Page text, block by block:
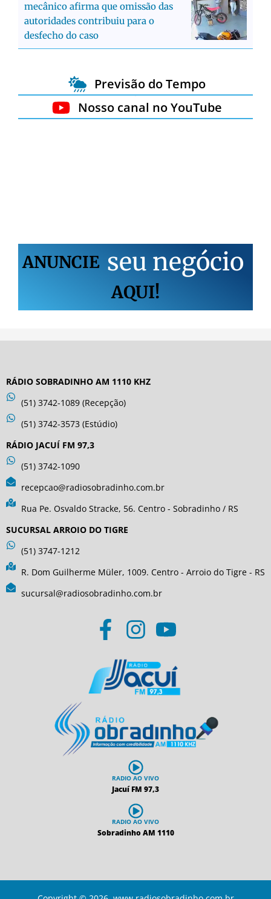
mecânico afirma que omissão das
autoridades contribuiu para o
desfecho do caso
Previsão do Tempo
Nosso canal no YouTube
ANUNCIE seu negócio
AQUI!
RÁDIO SOBRADINHO AM 1110 KHZ
(51) 3742-1089 (Recepção)
(51) 3742-3573 (Estúdio)
RÁDIO JACUÍ FM 97,3
(51) 3742-1090
recepcao@radiosobradinho.com.br
Rua Pe. Osvaldo Stracke, 56. Centro - Sobradinho / RS
SUCURSAL ARROIO DO TIGRE
(51) 3747-1212
R. Dom Guilherme Müler, 1009. Centro - Arroio do Tigre - RS
sucursal@radiosobradinho.com.br
RADIO AO VIVO
Jacuí FM 97,3
RADIO AO VIVO
Sobradinho AM 1110